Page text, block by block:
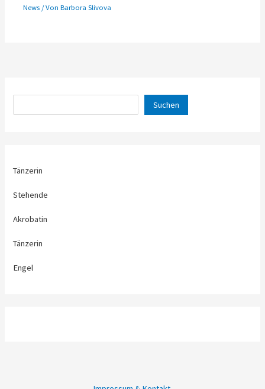
News / VonBarbora Slivova
Suchen
Tänzerin
Stehende
Akrobatin
Tänzerin
Engel